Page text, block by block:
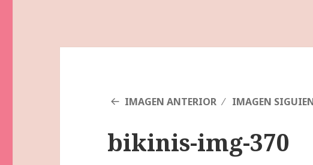
IMAGEN ANTERIOR IMAGEN
bikinis-img-370